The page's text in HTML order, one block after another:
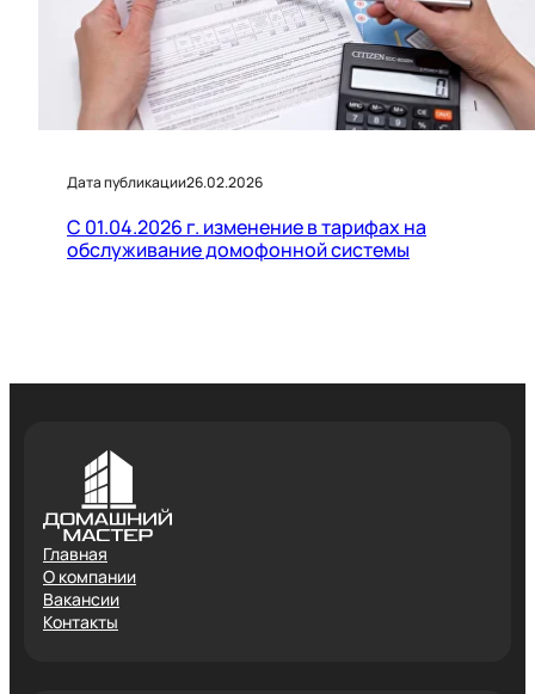
Дата публикации26.02.2026
С 01.04.2026 г. изменение в тарифах на
обслуживание домофонной системы
Главная
О компании
Вакансии
Контакты